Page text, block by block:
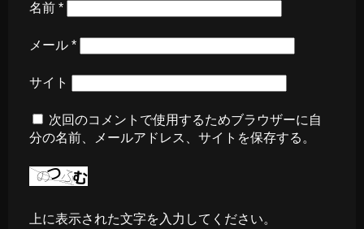
名前 *
メール *
サイト
次回のコメントで使用するためブラウザーに自
分の名前、メールアドレス、サイトを保存する。
上に表示された文字を入力してください。